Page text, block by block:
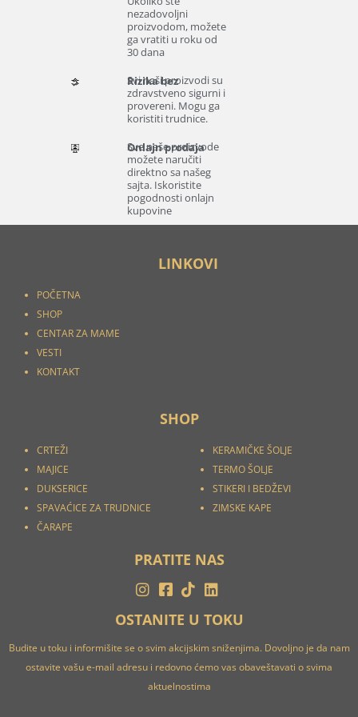
nezadovoljni
proizvodom, možete
ga vratiti u roku od
30 dana
Rizika bez
Svi naši proizvodi su
zdravstveno sigurni i
provereni. Mogu ga
koristiti trudnice.
Onlajn prodaja
Sve naše proizvode
možete naručiti
direktno sa našeg
sajta. Iskoristite
pogodnosti onlajn
kupovine
LINKOVI
POČETNA
SHOP
CENTAR ZA MAME
VESTI
KONTAKT
SHOP
CRTEŽI
MAJICE
DUKSERICE
SPAVAĆICE ZA TRUDNICE
ČARAPE
KERAMIČKE ŠOLJE
TERMO ŠOLJE
STIKERI I BEDŽEVI
ZIMSKE KAPE
PRATITE NAS
OSTANITE U TOKU
Budite u toku i informišite se o svim akcijskim sniženjima. Dovoljno je da nam
ostavite vašu e-mail adresu i redovno ćemo vas obaveštavati o svima
aktuelnostima